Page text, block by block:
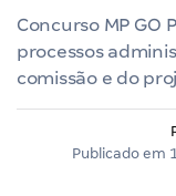
Concurso MP GO
processos
comissão e do
Publicado em